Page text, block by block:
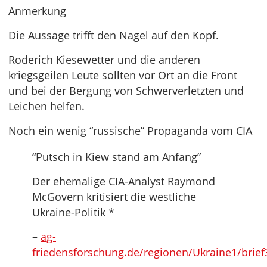
Anmerkung
Die Aussage trifft den Nagel auf den Kopf.
Roderich Kiesewetter und die anderen
kriegsgeilen Leute sollten vor Ort an die Front
und bei der Bergung von Schwerverletzten und
Leichen helfen.
Noch ein wenig “russische” Propaganda vom CIA
“Putsch in Kiew stand am Anfang”
Der ehemalige CIA-Analyst Raymond
McGovern kritisiert die westliche
Ukraine-Politik *
– ag-
friedensforschung.de/regionen/Ukraine1/